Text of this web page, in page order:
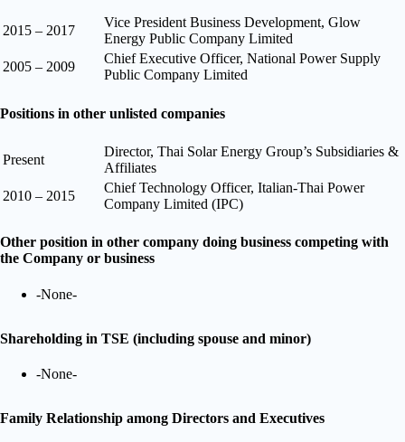
2015 – 2017
Vice President Business Development, Glow
Energy Public Company Limited
2005 – 2009
Chief Executive Officer, National Power Supply
Public Company Limited
Positions in other unlisted companies
Present
Director, Thai Solar Energy Group’s Subsidiaries &
Affiliates
2010 – 2015
Chief Technology Officer, Italian-Thai Power
Company Limited (IPC)
Other position in other company doing business competing with
the Company or business
-None-
Shareholding in TSE (including spouse and minor)
-None-
Family Relationship among Directors and Executives